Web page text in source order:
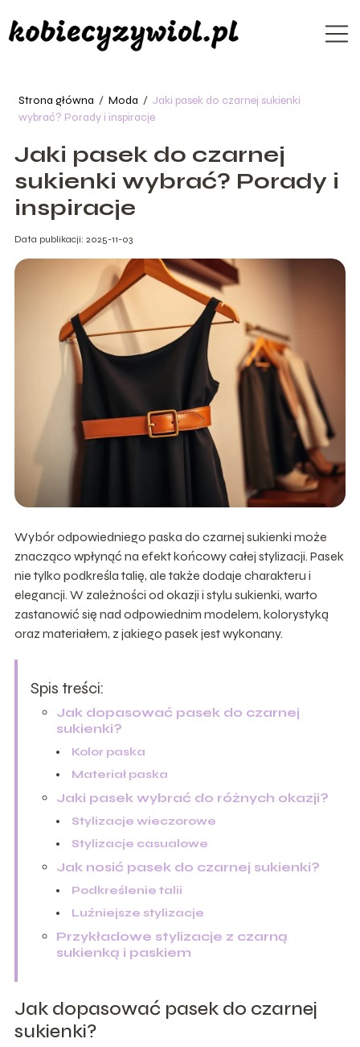
Strona główna / Moda / Jaki pasek do czarnej sukienki
wybrać? Porady i inspiracje
Jaki pasek do czarnej
sukienki wybrać? Porady i
inspiracje
Data publikacji: 2025-11-03
Wybór odpowiedniego paska do czarnej sukienki może
znacząco wpłynąć na efekt końcowy całej stylizacji. Pasek
nie tylko podkreśla talię, ale także dodaje charakteru i
elegancji. W zależności od okazji i stylu sukienki, warto
zastanowić się nad odpowiednim modelem, kolorystyką
oraz materiałem, z jakiego pasek jest wykonany.
Spis treści:
Jak dopasować pasek do czarnej
sukienki?
Kolor paska
Materiał paska
Jaki pasek wybrać do różnych okazji?
Stylizacje wieczorowe
Stylizacje casualowe
Jak nosić pasek do czarnej sukienki?
Podkreślenie talii
Luźniejsze stylizacje
Przykładowe stylizacje z czarną
sukienką i paskiem
Jak dopasować pasek do czarnej
sukienki?